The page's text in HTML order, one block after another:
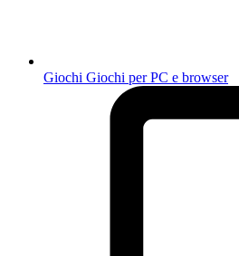
Giochi Giochi per PC e browser